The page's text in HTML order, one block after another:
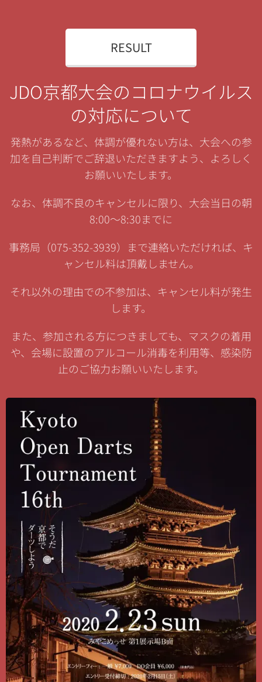
RESULT
JDO京都大会のコロナウイルス
の対応について
発熱があるなど、体調が優れない方は、大会への参
加を自己判断でご辞退いただきますよう、よろしく
お願いいたします。
なお、体調不良のキャンセルに限り、大会当日の朝
8:00〜8:30までに
事務局（075-352-3939）まで連絡いただければ、キ
ャンセル料は頂戴しません。
それ以外の理由での不参加は、キャンセル料が発生
します。
また、参加される方につきましても、マスクの着用
や、会場に設置のアルコール消毒を利用等、感染防
止のご協力お願いいたします。